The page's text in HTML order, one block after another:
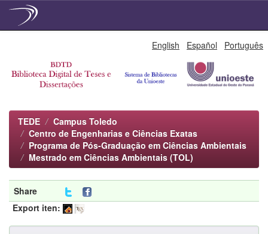
English Español Português
TEDE
Campus Toledo
Centro de Engenharias e Ciências Exatas
Programa de Pós-Graduação em Ciências Ambientais
Mestrado em Ciências Ambientais (TOL)
Share
Export iten: